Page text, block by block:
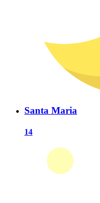
Santa Maria
14